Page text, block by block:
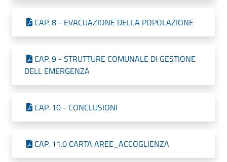
CAP. 8 - EVACUAZIONE DELLA POPOLAZIONE
CAP. 9 - STRUTTURE COMUNALE DI GESTIONE
DELL EMERGENZA
CAP. 10 - CONCLUSIONI
CAP. 11.0 CARTA AREE_ACCOGLIENZA